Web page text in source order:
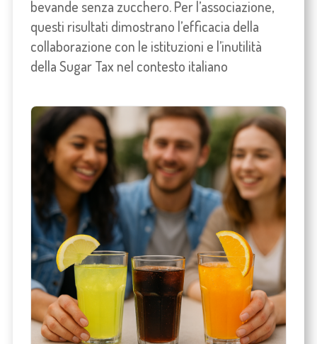
bevande senza zucchero. Per l’associazione,
questi risultati dimostrano l’efficacia della
collaborazione con le istituzioni e l’inutilità
della Sugar Tax nel contesto italiano